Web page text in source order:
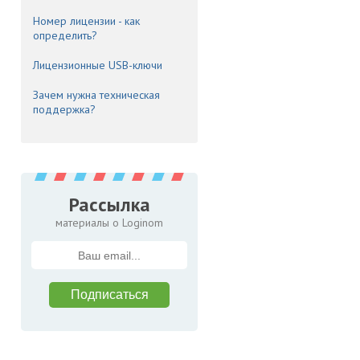
Номер лицензии - как
определить?
Лицензионные USB-ключи
Зачем нужна техническая
поддержка?
Рассылка
материалы о Loginom